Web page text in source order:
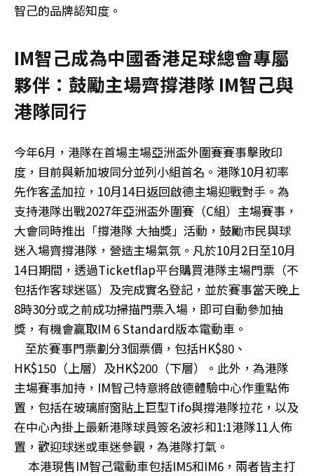
智己的品牌認知度。
IM智己成為中國香港足球總會專屬
夥伴：鼓勵主場齊撐港隊 IM智己與
港隊同行
今年6月，港隊在首場主場亞洲盃外圍賽賽事擊敗印
度，目前與新加坡同分並列小組首名。港隊10月初率
先作客孟加拉，10月14日返回啟德主場迎戰對手。為
支持港隊出戰2027年亞洲盃外圍賽（C組）主場賽事，
大會同時推出「撐港隊 大抽獎」活動，鼓勵市民與球
迷入場齊撐港隊，營造主場氣氛。凡於10月2日至10月
14日期間，透過Ticketflap平台購買港隊主場門票（不
包括作客球迷區）及完成實名登記，並於賽事當天晚上
8時30分或之前成功掃描門票入場，即可自動參加抽
獎，有機會贏取IM 6 Standard版本電動車。
至於賽事門票劃分3個票價，包括HK$80、
HK$150（上層）及HK$200（下層）。此外，為港隊
主場賽事加持，IM智己特意將啟德體驗中心作重點佈
置，包括在玻璃廚窗貼上巨型Tifo與撐港隊拉花，以及
在中心內掛上最新港隊球員簽名波衫和1:1港隊11人佈
置，歡迎球迷或車迷參觀，為港隊打氣。
本港現售IM智己電動車包括IM5和IM6，兩者皆主打